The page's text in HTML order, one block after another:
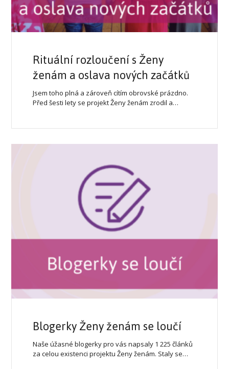
Rituální rozloučení s Ženy
ženám a oslava nových začátků
Jsem toho plná a zároveň cítím obrovské prázdno.
Před šesti lety se projekt Ženy ženám zrodil a…
Blogerky Ženy ženám se loučí
Naše úžasné blogerky pro vás napsaly 1 225 článků
za celou existenci projektu Ženy ženám. Staly se…